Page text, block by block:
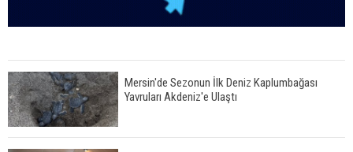
Mersin'de Sezonun İlk Deniz Kaplumbağası
Yavruları Akdeniz'e Ulaştı